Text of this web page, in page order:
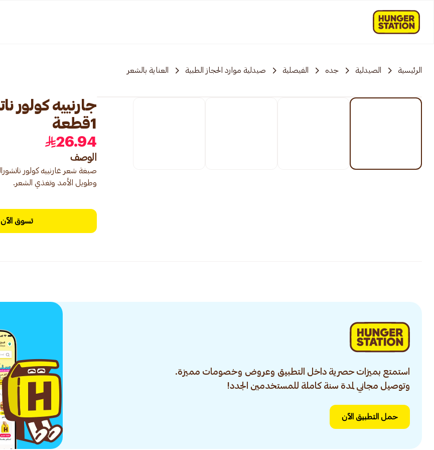
الرئيسية الصيدلية جده الفيصلية صيدلية موارد الحجاز الطبية العناية بالشعر
1قطعة
26.94
الوصف
وطويل الأمد وتغذي الشعر.
تسوق الآن
استمتع بميزات حصرية داخل التطبيق وعروض وخصومات مميزة.
وتوصيل مجاني لمدة سنة كاملة للمستخدمين الجدد!
حمل التطبيق الآن